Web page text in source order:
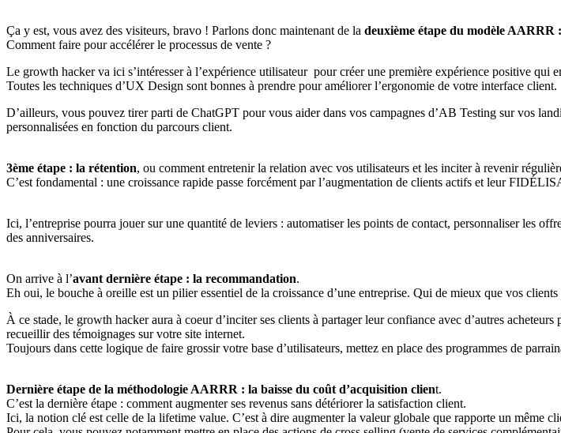
Ça y est, vous avez des visiteurs, bravo ! Parlons donc maintenant de la deuxième étape du modèle
Comment faire pour accélérer le processus de vente ?
Le growth hacker va ici s’intéresser à l’expérience utilisateur pour créer une première expérience positive qui
Toutes les techniques d’UX Design sont bonnes à prendre pour améliorer l’ergonomie de votre interface client.
D’ailleurs, vous pouvez tirer parti de ChatGPT pour vous aider dans vos campagnes d’AB Testing sur vos
personnalisées en fonction du parcours client.
3ème étape : la rétention, ou comment entretenir la relation avec vos utilisateurs et les inciter à revenir
C’est fondamental : une croissance rapide passe forcément par l’augmentation de clients actifs et leur
Ici, l’entreprise pourra jouer sur une quantité de leviers : automatiser les points de contact, personnaliser les
des anniversaires.
On arrive à l’avant dernière étape : la recommandation.
Eh oui, le bouche à oreille est un pilier essentiel de la croissance d’une entreprise. Qui de mieux que vos
À ce stade, le growth hacker aura à coeur d’inciter ses clients à partager leur confiance avec d’autres
recueillir des témoignages sur votre site internet.
Toujours dans cette logique de faire grossir votre base d’utilisateurs, mettez en place des programmes de
Dernière étape de la méthodologie AARRR : la baisse du coût d’acquisition client.
C’est la dernière étape : comment augmenter ses revenus sans détériorer la satisfaction client.
Ici, la notion clé est celle de la lifetime value. C’est à dire augmenter la valeur globale que rapporte un même